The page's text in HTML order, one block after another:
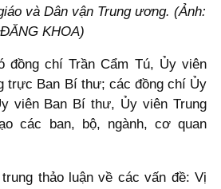
và Dân vận Trung ương. (Ảnh:
ĐĂNG KHOA)
đồng chí Trần Cẩm Tú, Ủy viên
trực Ban Bí thư; các đồng chí Ủy
viên Ban Bí thư, Ủy viên Trung
các ban, bộ, ngành, cơ quan
thảo luận về các vấn đề: Vị